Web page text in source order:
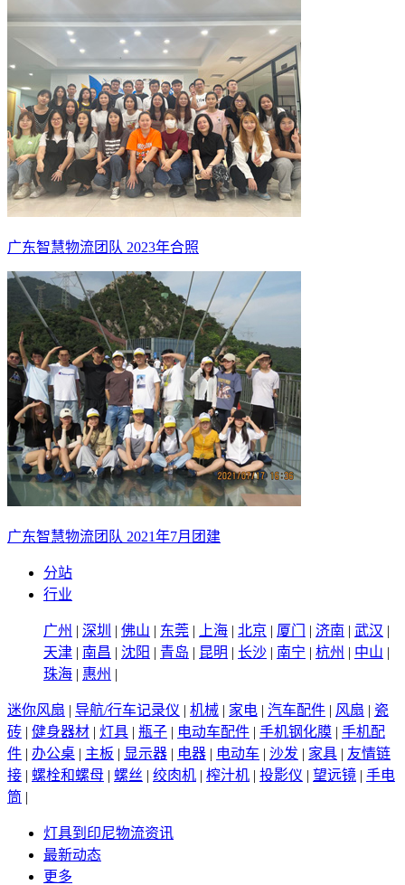
广东智慧物流团队 2023年合照
广东智慧物流团队 2021年7月团建
分站
行业
广州 | 深圳 | 佛山 | 东莞 | 上海 | 北京 | 厦门 | 济南 | 武汉 |
天津 | 南昌 | 沈阳 | 青岛 | 昆明 | 长沙 | 南宁 | 杭州 | 中山 |
珠海 | 惠州 |
迷你风扇 | 导航/行车记录仪 | 机械 | 家电 | 汽车配件 | 风扇 | 瓷
砖 | 健身器材 | 灯具 | 瓶子 | 电动车配件 | 手机钢化膜 | 手机配
件 | 办公桌 | 主板 | 显示器 | 电器 | 电动车 | 沙发 | 家具 | 友情链
接 | 螺栓和螺母 | 螺丝 | 绞肉机 | 榨汁机 | 投影仪 | 望远镜 | 手电
筒 |
灯具到印尼物流资讯
最新动态
更多